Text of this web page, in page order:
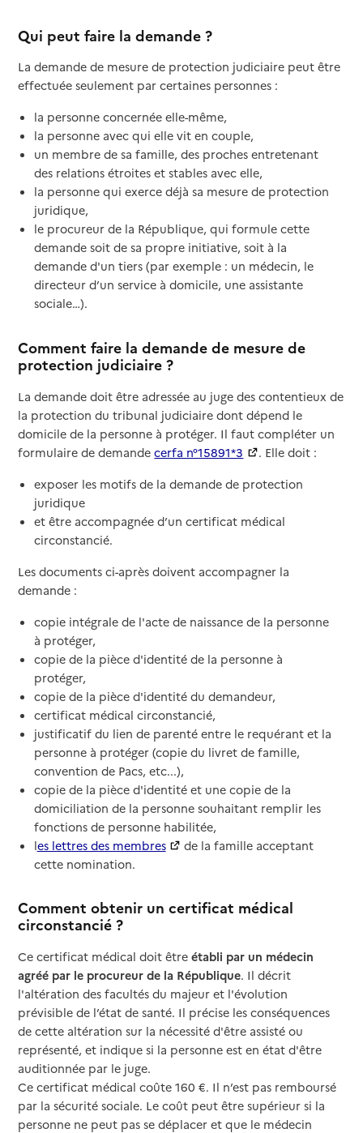
Qui peut faire la demande ?
La demande de mesure de protection judiciaire peut être
effectuée seulement par certaines personnes :
la personne concernée elle-même,
la personne avec qui elle vit en couple,
un membre de sa famille, des proches entretenant
des relations étroites et stables avec elle,
la personne qui exerce déjà sa mesure de protection
juridique,
le procureur de la République, qui formule cette
demande soit de sa propre initiative, soit à la
demande d'un tiers (par exemple : un médecin, le
directeur d’un service à domicile, une assistante
sociale…).
Comment faire la demande de mesure de
protection judiciaire ?
La demande doit être adressée au juge des contentieux de
la protection du tribunal judiciaire dont dépend le
domicile de la personne à protéger. Il faut compléter un
formulaire de demandecerfa n°15891*3
. Elle doit :
exposer les motifs de la demande de protection
juridique
et être accompagnée d’un certificat médical
circonstancié.
Les documents ci-après doivent accompagner la
demande :
copie intégrale de l'acte de naissance de la personne
à protéger,
copie de la pièce d'identité de la personne à
protéger,
copie de la pièce d'identité du demandeur,
certificat médical circonstancié,
justificatif du lien de parenté entre le requérant et la
personne à protéger (copie du livret de famille,
convention de Pacs, etc...),
copie de la pièce d'identité et une copie de la
domiciliation de la personne souhaitant remplir les
fonctions de personne habilitée,
les lettres des membres
de la famille acceptant
cette nomination.
Comment obtenir un certificat médical
circonstancié ?
Ce certificat médical doit être établi par un médecin
agréé par le procureur de la République. Il décrit
l'altération des facultés du majeur et l'évolution
prévisible de l’état de santé. Il précise les conséquences
de cette altération sur la nécessité d'être assisté ou
représenté, et indique si la personne est en état d'être
auditionnée par le juge.
Ce certificat médical coûte 160 €. Il n’est pas remboursé
par la sécurité sociale. Le coût peut être supérieur si la
personne ne peut pas se déplacer et que le médecin